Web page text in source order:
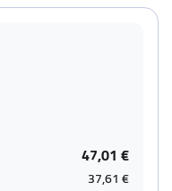
47,01 €
37,61 €